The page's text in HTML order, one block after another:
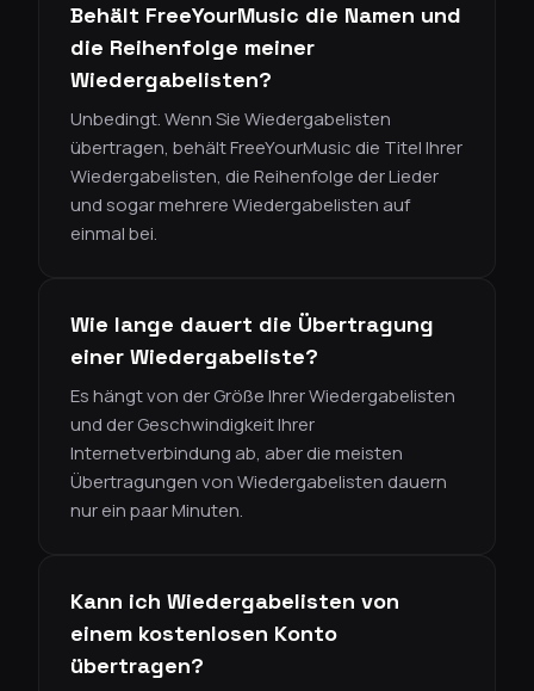
Behält FreeYourMusic die Namen und
die Reihenfolge meiner
Wiedergabelisten?
Unbedingt. Wenn Sie Wiedergabelisten
übertragen, behält FreeYourMusic die Titel Ihrer
Wiedergabelisten, die Reihenfolge der Lieder
und sogar mehrere Wiedergabelisten auf
einmal bei.
Wie lange dauert die Übertragung
einer Wiedergabeliste?
Es hängt von der Größe Ihrer Wiedergabelisten
und der Geschwindigkeit Ihrer
Internetverbindung ab, aber die meisten
Übertragungen von Wiedergabelisten dauern
nur ein paar Minuten.
Kann ich Wiedergabelisten von
einem kostenlosen Konto
übertragen?